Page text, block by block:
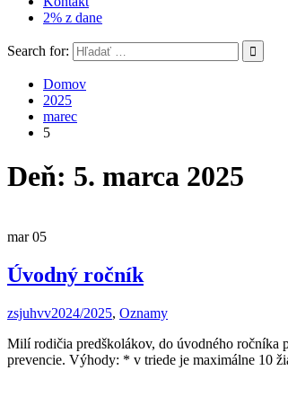
2% z dane
Search for:
Domov
2025
marec
5
Deň: 5. marca 2025
mar 05
Úvodný ročník
zsjuhvv2024/2025, Oznamy
Milí rodičia predškolákov, do úvodného ročníka
prevencie. Výhody: * v triede je maximálne 10